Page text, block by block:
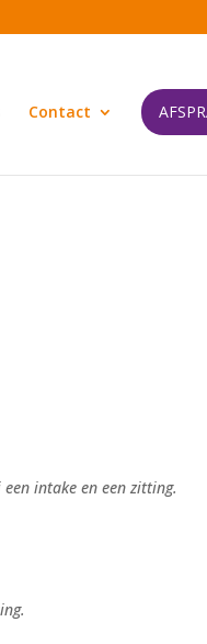
Contact
intake en een zitting.